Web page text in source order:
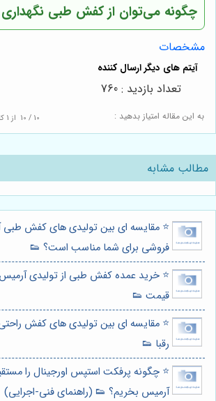
چگونه می‌توان از کفش طبی
مشخصات
به این مقاله امتیاز بدهید : 10 / 10 از 1
تعداد بازدید : 760
مطالب مشابه
⭐️ مقایسه ای بین تولیدی های کفش
فروشی برای شما مناسب است؟ 👟
⭐️ خرید عمده کفش طبی از تولیدی
قیمت 👟
⭐️ مقایسه ای بین تولیدی های کفش
رقبا 👟
⭐️ چگونه پرفکت استپس اورجینال را
آرمیس بخریم؟ 👟 (راهنمای فنی-اجرایی)